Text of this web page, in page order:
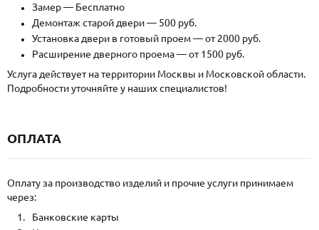
Замер — Бесплатно
Демонтаж старой двери — 500 руб.
Установка двери в готовый проем — от 2000 руб.
Расширение дверного проема — от 1500 руб.
Услуга действует на территории Москвы и Московской области.
Подробности уточняйте у наших специалистов!
ОПЛАТА
Оплату за производство изделий и прочие услуги принимаем
через:
Банковские карты